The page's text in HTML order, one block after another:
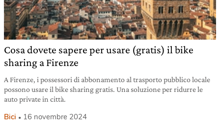
Cosa dovete sapere per usare (gratis) il bike
sharing a Firenze
A Firenze, i possessori di abbonamento al trasporto pubblico locale
possono usare il bike sharing gratis. Una soluzione per ridurre le
auto private in città.
Bici 16 novembre 2024